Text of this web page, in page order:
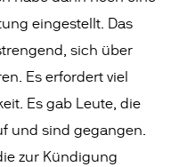
eingestellt. Das
sich über
Es erfordert viel
Es gab Leute, die
und sind gegangen.
zur Kündigung